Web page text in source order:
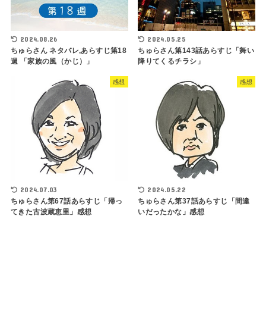
2024.08.26
ちゅらさん ネタバレ,あらすじ第18
週 「家族の風（かじ）」
2024.05.25
ちゅらさん第143話あらすじ「舞い
降りてくるチラシ」
感想
2024.07.03
ちゅらさん第67話あらすじ「帰っ
てきた古波蔵恵里」感想
感想
2024.05.22
ちゅらさん第37話あらすじ「間違
いだったかな」感想